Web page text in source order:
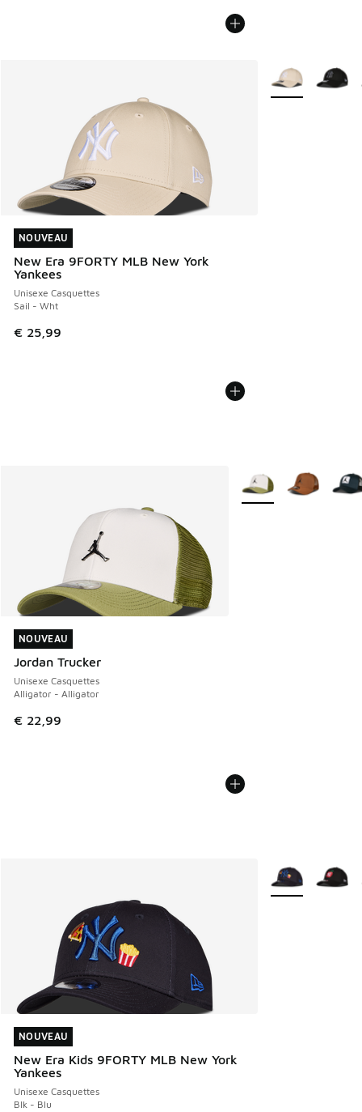
NOUVEAU
New Era 9FORTY MLB New York
Yankees
Unisexe Casquettes
Sail - Wht
€ 25,99
NOUVEAU
Plus de couleurs
NOUVEAU
Jordan Trucker
Unisexe Casquettes
Alligator - Alligator
€ 22,99
NOUVEAU
Plus de couleurs
NOUVEAU
New Era Kids 9FORTY MLB New York
Yankees
Unisexe Casquettes
Blk - Blu
NOUVEAU
Plus de couleurs